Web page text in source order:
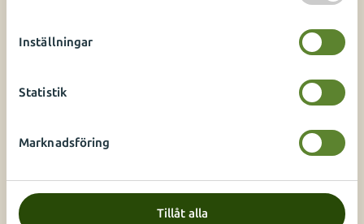
Inställningar
Statistik
Marknadsföring
Tillåt alla